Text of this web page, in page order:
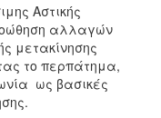
Αστικής
αλλαγών
μετακίνησης
το περπάτημα,
ως βασικές